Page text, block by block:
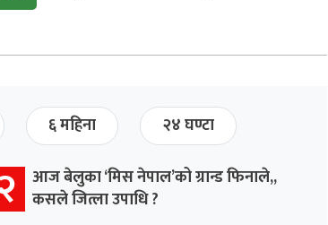
६ महिना २४ घण्टा
आज बेलुका ‘मिस नेपाल’को ग्रान्ड फिनाले,,
कसले जित्ला उपाधि ?